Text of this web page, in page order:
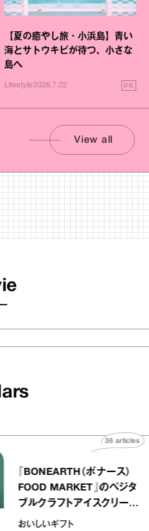
【夏の癒やし旅・小浜島】青い
海とサトウキビが待つ、小さな
島へ
Lifestyle2026.7.22 PR
View all
『BONEARTH（ボナース
FOOD MARKET』のベ
ブルクラフトアイスクリ
｜真野知子の「おいしい
おいしいギフト
36